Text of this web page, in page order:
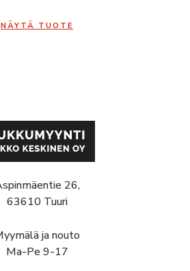
NÄYTÄ TUOTE
26,
63610 Tuuri
ja nouto
Ma-Pe 9-17